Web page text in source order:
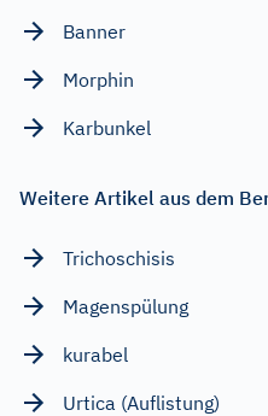
Banner
Morphin
Karbunkel
Weitere Artikel aus dem
Trichoschisis
Magenspülung
kurabel
Urtica (Auflistung)